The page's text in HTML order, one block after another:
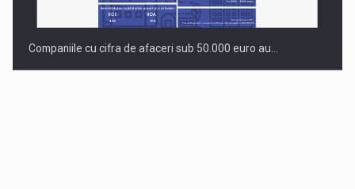
Companiile cu cifra de afaceri sub 50.000 euro au…